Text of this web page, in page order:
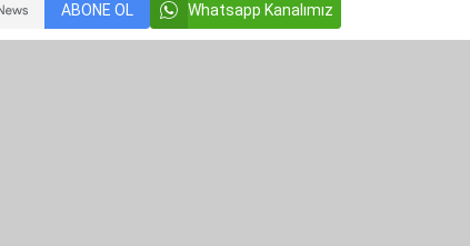
ABONE OL Whatsapp Kanalımız